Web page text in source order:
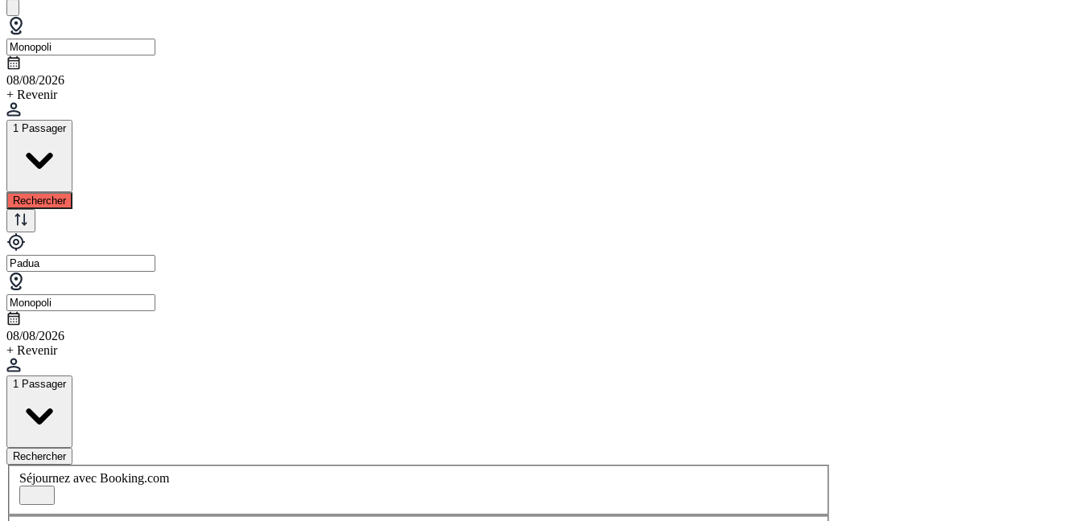
08/08/2026
+ Revenir
1 Passager
Rechercher
08/08/2026
+ Revenir
1 Passager
Rechercher
Séjournez avec Booking.com